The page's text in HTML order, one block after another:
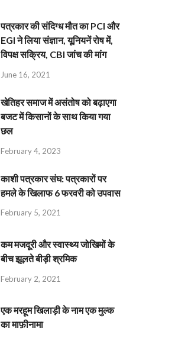
पत्रकार की संदिग्ध मौत का PCI और
EGI ने लिया संज्ञान, यूनियनें रोष में,
विपक्ष सक्रिय, CBI जांच की मांग
June 16, 2021
खेतिहर समाज में असंतोष को बढ़ाएगा
बजट में किसानों के साथ किया गया
छल
February 4, 2023
काशी पत्रकार संघ: पत्रकारों पर
हमले के खिलाफ 6 फरवरी को उपवास
February 5, 2021
कम मजदूरी और स्वास्थ्य जोखिमों के
बीच झूलते बीड़ी श्रमिक
February 2, 2021
एक मरहूम खिलाड़ी के नाम एक मुल्क
का माफ़ीनामा